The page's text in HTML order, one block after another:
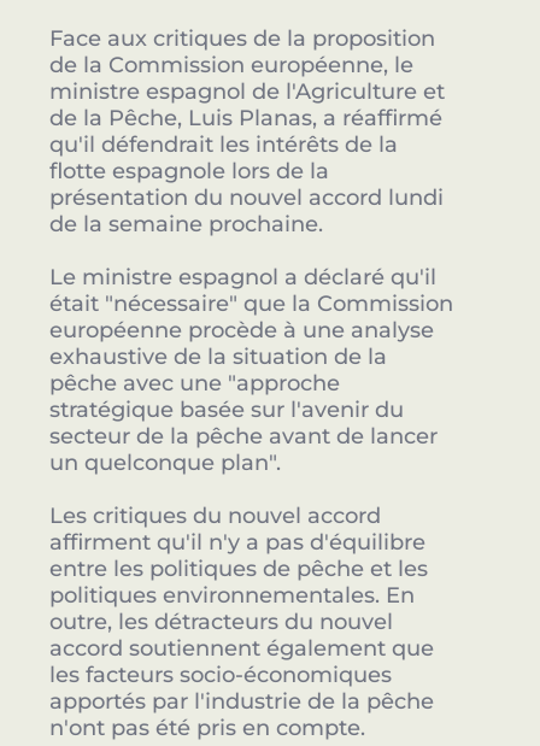
Face aux critiques de la proposition
de la Commission européenne, le
ministre espagnol de l'Agriculture et
de la Pêche, Luis Planas, a réaffirmé
qu'il défendrait les intérêts de la
flotte espagnole lors de la
présentation du nouvel accord lundi
de la semaine prochaine.
Le ministre espagnol a déclaré qu'il
était "nécessaire" que la Commission
européenne procède à une analyse
exhaustive de la situation de la
pêche avec une "approche
stratégique basée sur l'avenir du
secteur de la pêche avant de lancer
un quelconque plan".
Les critiques du nouvel accord
affirment qu'il n'y a pas d'équilibre
entre les politiques de pêche et les
politiques environnementales. En
outre, les détracteurs du nouvel
accord soutiennent également que
les facteurs socio-économiques
apportés par l'industrie de la pêche
n'ont pas été pris en compte.